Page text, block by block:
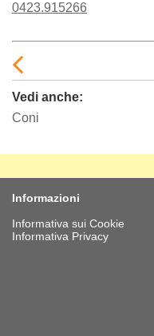
0423.915266
Vedi anche:
Coni
Informazioni
Informativa sui Cookie
Informativa Privacy